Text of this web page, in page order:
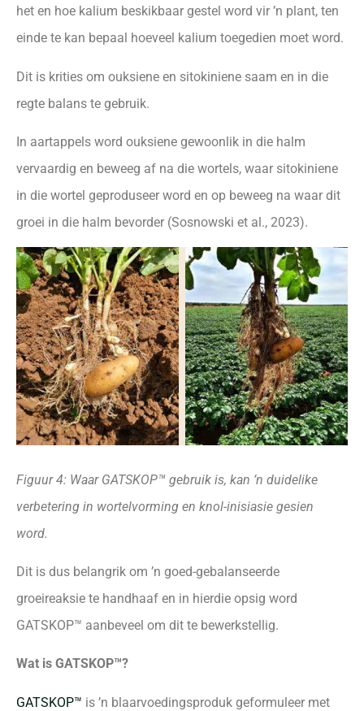
het en hoe kalium beskikbaar gestel word vir ’n plant, ten
einde te kan bepaal hoeveel kalium toegedien moet word.
Dit is krities om ouksiene en sitokiniene saam en in die
regte balans te gebruik.
In aartappels word ouksiene gewoonlik in die halm
vervaardig en beweeg af na die wortels, waar sitokiniene
in die wortel geproduseer word en op beweeg na waar dit
groei in die halm bevorder (Sosnowski et al., 2023).
Figuur 4: Waar GATSKOP™ gebruik is, kan ’n duidelike
verbetering in wortelvorming en knol-inisiasie gesien
word.
Dit is dus belangrik om ’n goed-gebalanseerde
groeireaksie te handhaaf en in hierdie opsig word
GATSKOP™ aanbeveel om dit te bewerkstellig.
Wat is GATSKOP™?
GATSKOP™ is ’n blaarvoedingsproduk geformuleer met